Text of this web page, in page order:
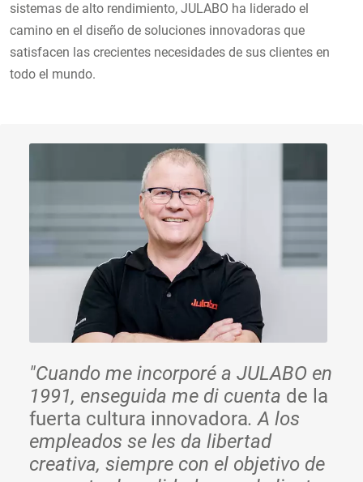
sistemas de alto rendimiento, JULABO ha liderado el
camino en el diseño de soluciones innovadoras que
satisfacen las crecientes necesidades de sus clientes en
todo el mundo.
"Cuando me incorporé a JULABO en
1991, enseguida me di cuenta de la
fuerta cultura innovadora. A los
empleados se les da libertad
creativa, siempre con el objetivo de